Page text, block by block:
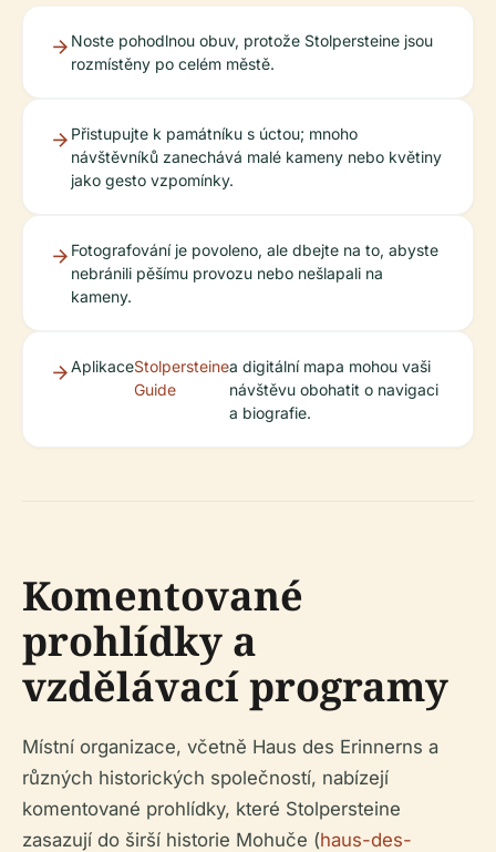
Noste pohodlnou obuv, protože Stolpersteine jsou
rozmístěny po celém městě.
Přistupujte k památníku s úctou; mnoho
návštěvníků zanechává malé kameny nebo květiny
jako gesto vzpomínky.
Fotografování je povoleno, ale dbejte na to, abyste
nebránili pěšímu provozu nebo nešlapali na
kameny.
AplikaceStolpersteine
Guide
a digitální mapa mohou vaši
návštěvu obohatit o navigaci
a biografie.
Komentované
prohlídky a
vzdělávací programy
Místní organizace, včetně Haus des Erinnerns a
různých historických společností, nabízejí
komentované prohlídky, které Stolpersteine
zasazují do širší historie Mohuče (haus-des-